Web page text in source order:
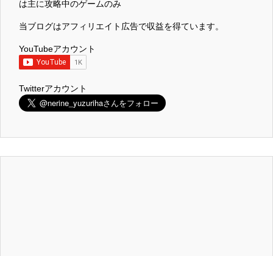
は主に攻略中のゲームのみ
当ブログはアフィリエイト広告で収益を得ています。
YouTubeアカウント
Twitterアカウント